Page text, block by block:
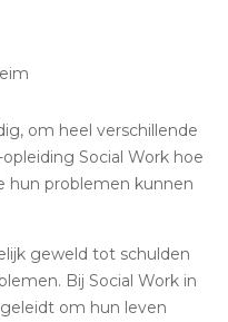
om heel verschillende
Social Work hoe
hun problemen kunnen
geweld tot schulden
Bij Social Work in
om hun leven